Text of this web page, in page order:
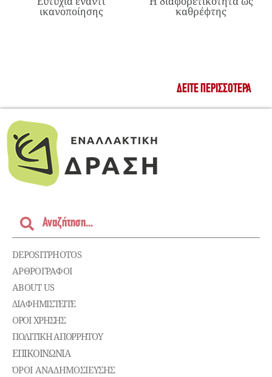
ικανοποίησης καθρέφτης
ΔΕΊΤΕ ΠΕΡΙΣΣΌΤΕΡΑ
DEPOSITPHOTOS
ΑΡΘΡΟΓΡΑΦΟΙ
ABOUT US
ΔΙΑΦΗΜΙΣΤΕΊΤΕ
ΌΡΟΙ ΧΡΉΣΗΣ
ΠΟΛΙΤΙΚΉ ΑΠΟΡΡΉΤΟΥ
ΕΠΙΚΟΙΝΩΝΊΑ
ΌΡΟΙ ΑΝΑΔΗΜΟΣΙΕΥΣΗΣ